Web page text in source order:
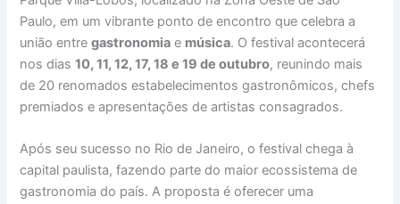
Paulo, em um vibrante ponto de encontro que celebra a
união entregastronomia e música. O festival acontecerá
nos dias10, 11, 12, 17, 18 e 19 de outubro, reunindo mais
de 20 renomados estabelecimentos gastronômicos, chefs
premiados e apresentações de artistas consagrados.
Após seu sucesso no Rio de Janeiro, o festival chega à
capital paulista, fazendo parte do maior ecossistema de
gastronomia do país. A proposta é oferecer uma